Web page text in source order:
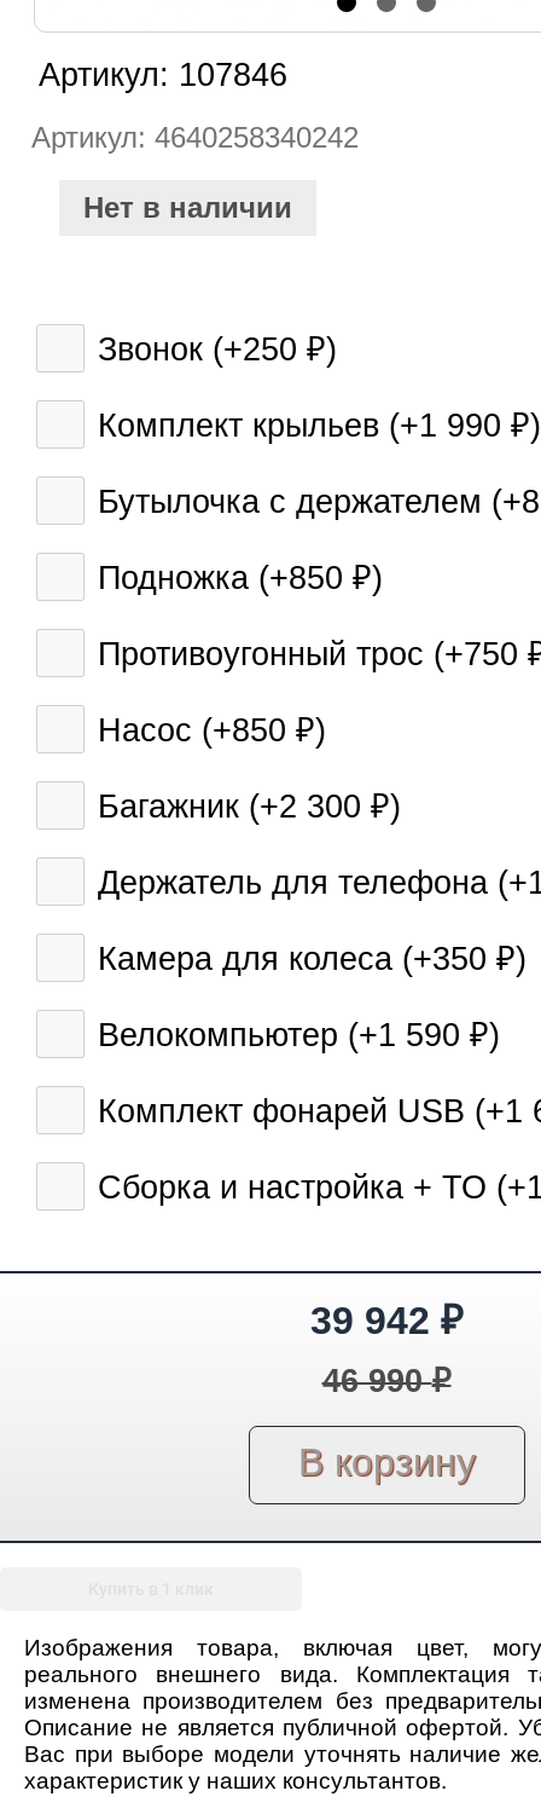
Артикул: 107846
Артикул: 4640258340242
Нет в наличии
Звонок (+250 ₽)
Комплект крыльев (+1 990 ₽)
Бутылочка с держателем (+
Подножка (+850 ₽)
Противоугонный трос (+750
Насос (+850 ₽)
Багажник (+2 300 ₽)
Держатель для телефона (+
Камера для колеса (+350 ₽)
Велокомпьютер (+1 590 ₽)
Комплект фонарей USB (+1
Сборка и настройка + ТО (+
39 942 ₽
46 990₽
Изображения товара, включая цвет,
реального внешнего вида. Комплектация
изменена производителем без
Описание не является публичной офертой.
Вас при выборе модели уточнять наличие
характеристик у наших консультантов.